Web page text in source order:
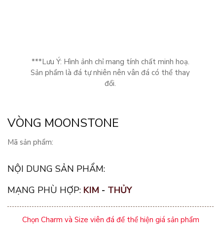
***Lưu Ý: Hình ảnh chỉ mang tính chất minh hoạ.
Sản phẩm là đá tự nhiên nên vân đá có thể thay
đổi.
VÒNG MOONSTONE
Mã sản phẩm:
NỘI DUNG SẢN PHẨM:
MẠNG PHÙ HỢP: KIM - THỦY
Chọn Charm và Size viên đá để thể hiện giá sản phẩm